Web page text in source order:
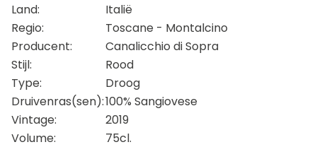
Land:
Italië
Regio:
Toscane - Montalcino
Producent:
Canalicchio di Sopra
Stijl:
Rood
Type:
Droog
Druivenras(sen):100% Sangiovese
Vintage:
2019
Volume:
75cl.